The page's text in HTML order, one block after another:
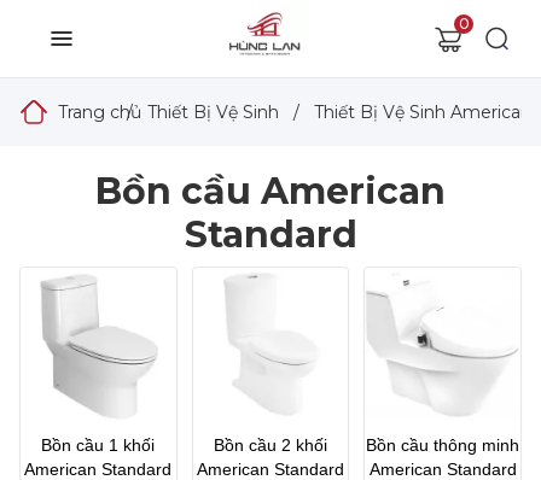
0
Trang chủ
/ Thiết Bị Vệ Sinh / Thiết Bị Vệ Sinh American
Bồn cầu American
Standard
Bồn cầu 1 khối
American Standard
Bồn cầu 2 khối
American Standard
Bồn cầu thông minh
American Standard